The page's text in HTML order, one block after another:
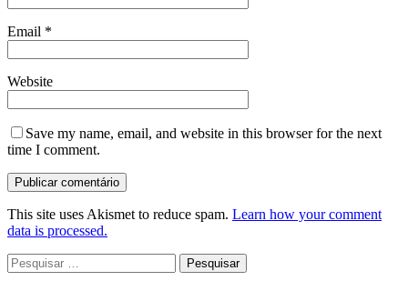
Email *
Website
Save my name, email, and website in this browser for the next
time I comment.
This site uses Akismet to reduce spam. Learn how your comment
data is processed.
Pesquisar
por: